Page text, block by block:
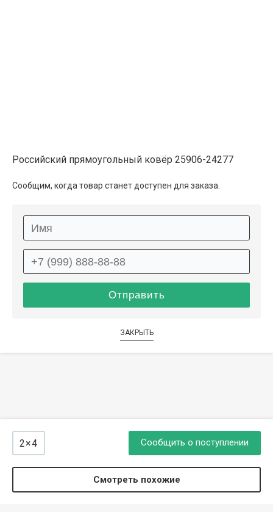
2×4 Сообщить о поступлении
Смотреть похожие
Российский прямоугольный ковёр 25906-24277
Сообщим, когда товар станет доступен для заказа.
ЗАКРЫТЬ